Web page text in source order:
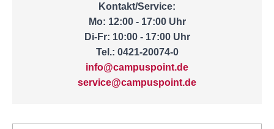
Kontakt/Service:
Mo: 12:00 - 17:00 Uhr
Di-Fr: 10:00 - 17:00 Uhr
Tel.: 0421-20074-0
info@campuspoint.de
service@campuspoint.de